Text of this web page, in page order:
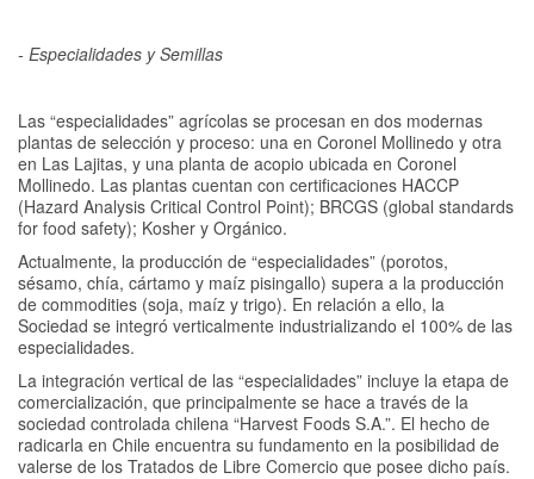
- Especialidades y Semillas
Las “especialidades” agrícolas se procesan en dos modernas
plantas de selección y proceso: una en Coronel Mollinedo y otra
en Las Lajitas, y una planta de acopio ubicada en Coronel
Mollinedo. Las plantas cuentan con certificaciones HACCP
(Hazard Analysis Critical Control Point); BRCGS (global standards
for food safety); Kosher y Orgánico.
Actualmente, la producción de “especialidades” (porotos,
sésamo, chía, cártamo y maíz pisingallo) supera a la producción
de commodities (soja, maíz y trigo). En relación a ello, la
Sociedad se integró verticalmente industrializando el 100% de las
especialidades.
La integración vertical de las “especialidades” incluye la etapa de
comercialización, que principalmente se hace a través de la
sociedad controlada chilena “Harvest Foods S.A.”. El hecho de
radicarla en Chile encuentra su fundamento en la posibilidad de
valerse de los Tratados de Libre Comercio que posee dicho país.